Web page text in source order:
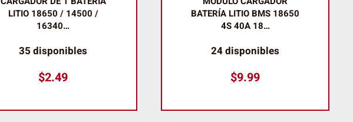
LITIO 18650 / 14500 /
16340…
35 disponibles
$2.49
BATERÍA LITIO BMS 18650
4S 40A 18…
24 disponibles
$9.99